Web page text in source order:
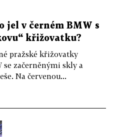
jel v černém BMW s
křižovatku?
pražské křižovatky
začerněnými skly a
Na červenou...